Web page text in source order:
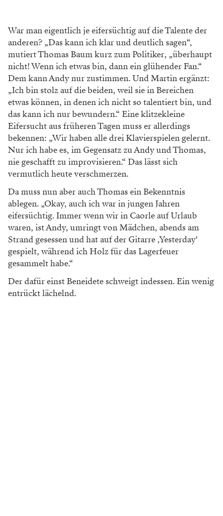
War man eigentlich je eifersüchtig auf die Talente der
anderen? „Das kann ich klar und deutlich sagen“,
mutiert Thomas Baum kurz zum Politiker, „überhaupt
nicht! Wenn ich etwas bin, dann ein glühender Fan.“
Dem kann Andy nur zustimmen. Und Martin ergänzt:
„Ich bin stolz auf die beiden, weil sie in Bereichen
etwas können, in denen ich nicht so talentiert bin, und
das kann ich nur bewundern.“ Eine klitzekleine
Eifersucht aus früheren Tagen muss er allerdings
bekennen: „Wir haben alle drei Klavierspielen gelernt.
Nur ich habe es, im Gegensatz zu Andy und Thomas,
nie geschafft zu improvisieren.“ Das lässt sich
vermutlich heute verschmerzen.
Da muss nun aber auch Thomas ein Bekenntnis
ablegen. „Okay, auch ich war in jungen Jahren
eifersüchtig. Immer wenn wir in Caorle auf Urlaub
waren, ist Andy, umringt von Mädchen, abends am
Strand gesessen und hat auf der Gitarre ‚Yesterday‘
gespielt, während ich Holz für das Lagerfeuer
gesammelt habe.“
Der dafür einst Beneidete schweigt indessen. Ein wenig
entrückt lächelnd.